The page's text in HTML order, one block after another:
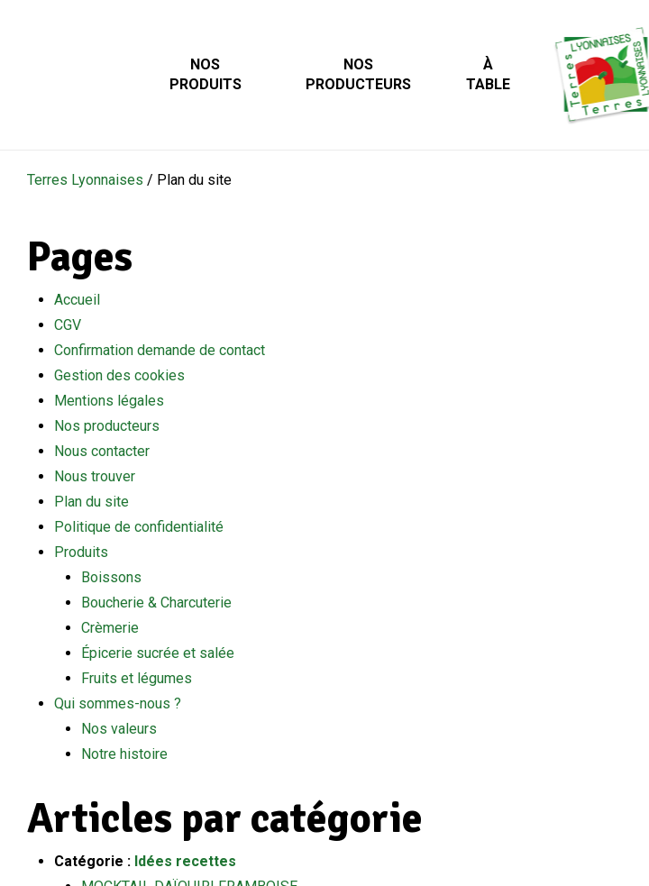
NOS
PRODUITS
NOS
PRODUCTEURS
À
TABLE
Terres Lyonnaises / Plan du site
Pages
Accueil
CGV
Confirmation demande de contact
Gestion des cookies
Mentions légales
Nos producteurs
Nous contacter
Nous trouver
Plan du site
Politique de confidentialité
Produits
Boissons
Boucherie & Charcuterie
Crèmerie
Épicerie sucrée et salée
Fruits et légumes
Qui sommes-nous ?
Nos valeurs
Notre histoire
Articles par catégorie
Catégorie : Idées recettes